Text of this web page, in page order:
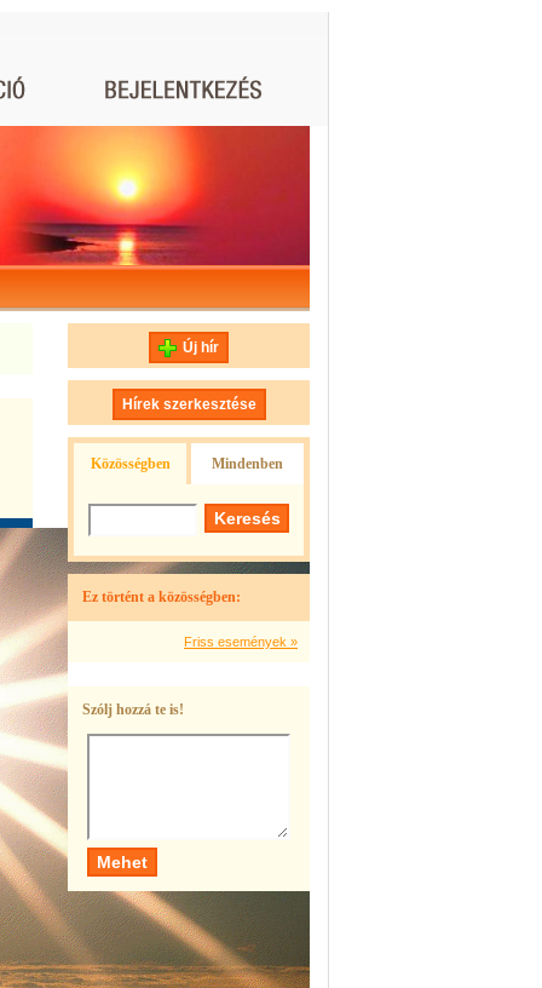
Új hír
Hírek szerkesztése
Közösségben Mindenben
Ez történt a közösségben:
Friss események »
Szólj hozzá te is!